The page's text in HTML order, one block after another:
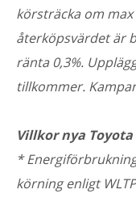
körsträcka om
återköpsvärdet är
ränta 0,3%.
tillkommer.
Villkor nya Toyota
*
körning enligt